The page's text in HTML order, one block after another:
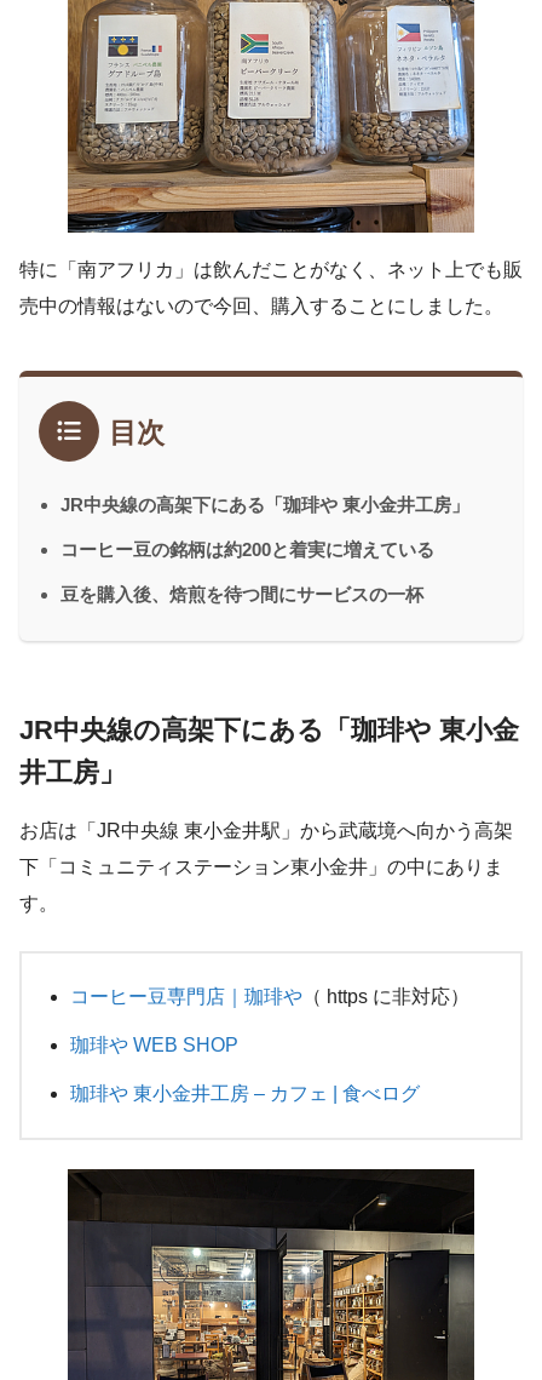
特に「南アフリカ」は飲んだことがなく、ネット上でも販
売中の情報はないので今回、購入することにしました。
目次
JR中央線の高架下にある「珈琲や 東小金井工房」
コーヒー豆の銘柄は約200と着実に増えている
豆を購入後、焙煎を待つ間にサービスの一杯
JR中央線の高架下にある「珈琲や 東小金
井工房」
お店は「JR中央線 東小金井駅」から武蔵境へ向かう高架
下「コミュニティステーション東小金井」の中にありま
す。
コーヒー豆専門店｜珈琲や （ https に非対応）
珈琲や WEB SHOP
珈琲や 東小金井工房 – カフェ | 食べログ